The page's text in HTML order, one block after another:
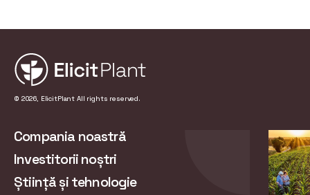
© 2026, ElicitPlant All rights reserved.
Compania noastră
Investitorii noștri
Știință și tehnologie